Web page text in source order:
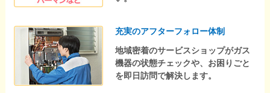
充実のアフターフォロー体制
地域密着のサービスショップがガス
機器の状態チェックや、お困りごと
を即日訪問で解決します。